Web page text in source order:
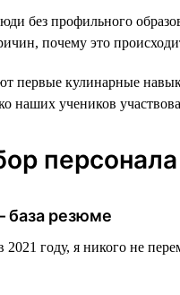
без профильного
почему это
первые кулинарные
наших учеников
персонала
база резюме
2021 году, я никого не